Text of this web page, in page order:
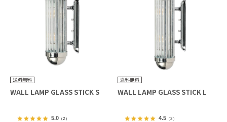
WALL LAMP GLASS STICK S
5.0（2）
WALL LAMP GLASS STICK L
4.5 （2）